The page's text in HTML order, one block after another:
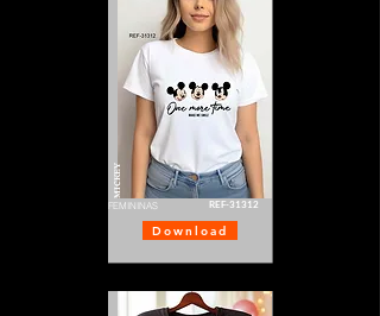
MICKEY
FEMININAS REF-31312
Download